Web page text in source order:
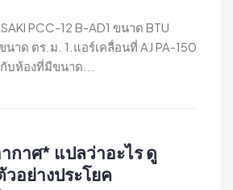
PCC-12 B-AD1 ขนาด BTU
นาด ตร.ม. 1.แอร์เคลื่อนที่ AJ PA-150
บห้องที่มีขนาด...
กาศ* แปลว่าอะไร ดู
อย่างประโยค